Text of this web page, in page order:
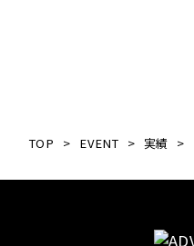
TOP > EVENT > 実績 >